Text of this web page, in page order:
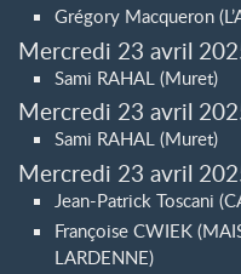
Grégory Macqueron
Mercredi 23 avril
Sami RAHAL (Muret)
Mercredi 23 avril
Sami RAHAL (Muret)
Mercredi 23 avril
Jean-Patrick Toscani
Françoise CWIEK
LARDENNE)